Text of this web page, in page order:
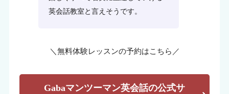
英会話教室と言えそうです。
＼無料体験レッスンの予約はこちら／
Gabaマンツーマン英会話の公式サ